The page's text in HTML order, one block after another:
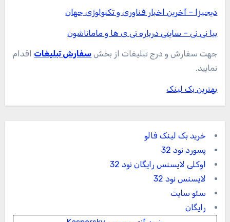
دیجیزا – آخرین اخبار فناوری و تکنولوژی جهان
بیا نی نی – سایتی درباره نی ی ها و ماماناشون
جهت سفارش و درج تبلیغات از بخش سفارش تبلیغات اقدام
نمایید.
بهترین بک لینک
خرید بک لینک فالو
پسورد نود 32
اوکلی لایسنس رایگان نود 32
لایسنس نود 32
سئو سایت
رایگان